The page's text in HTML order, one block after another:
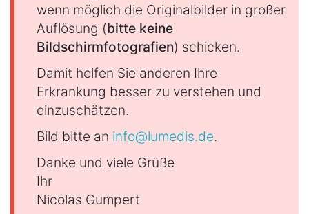
wenn möglich die Originalbilder in großer
Auflösung (bitte keine
Bildschirmfotografien) schicken.
Damit helfen Sie anderen Ihre
Erkrankung besser zu verstehen und
einzuschätzen.
Bild bitte an info@lumedis.de.
Danke und viele Grüße
Ihr
Nicolas Gumpert